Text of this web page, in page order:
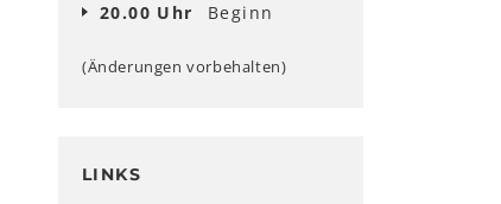
20.00 Uhr
Beginn
(Änderungen vorbehalten)
LINKS